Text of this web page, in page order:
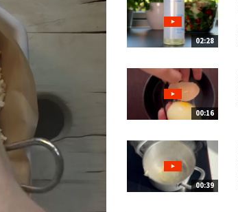
02:28
00:16
00:39